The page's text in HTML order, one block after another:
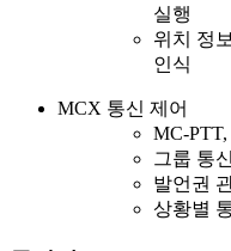
실행
위치 정
인식
MCX 통신 제어
MC-
그룹 통
발언권
상황별